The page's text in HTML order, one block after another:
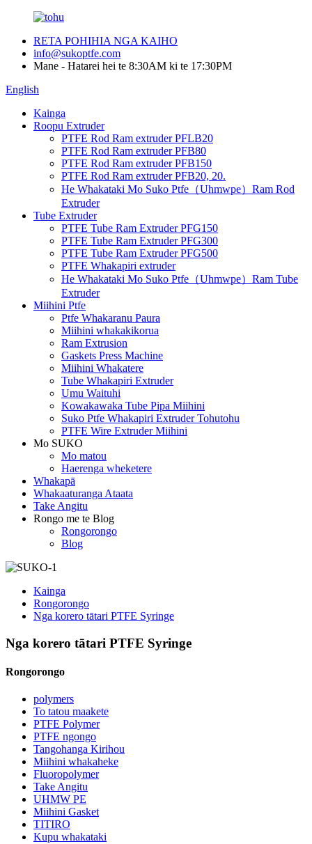
RETA POHIHIA NGA KAIHO
info@sukoptfe.com
Mane - Hatarei hei te 8:30AM ki te 17:30PM
English
Kainga
Roopu Extruder
PTFE Rod Ram extruder PFLB20
PTFE Rod Ram extruder PFB80
PTFE Rod Ram extruder PFB150
PTFE Rod Ram extruder PFB20, 20.
He Whakataki Mo Suko Ptfe（Uhmwpe）Ram Rod
Extruder
Tube Extruder
PTFE Tube Ram Extruder PFG150
PTFE Tube Ram Extruder PFG300
PTFE Tube Ram Extruder PFG500
PTFE Whakapiri extruder
He Whakataki Mo Suko Ptfe（Uhmwpe）Ram Tube
Extruder
Miihini Ptfe
Ptfe Whakaranu Paura
Miihini whakakikorua
Ram Extrusion
Gaskets Press Machine
Miihini Whakatere
Tube Whakapiri Extruder
Umu Waituhi
Kowakawaka Tube Pipa Miihini
Suko Ptfe Whakapiri Extruder Tohutohu
PTFE Wire Extruder Miihini
Mo SUKO
Mo matou
Haerenga wheketere
Whakapā
Whakaaturanga Ataata
Take Angitu
Rongo me te Blog
Rongorongo
Blog
Kainga
Rongorongo
Nga korero tātari PTFE Syringe
Nga korero tātari PTFE Syringe
Rongorongo
polymers
To tatou maakete
PTFE Polymer
PTFE ngongo
Tangohanga Kirihou
Miihini whakaheke
Fluoropolymer
Take Angitu
UHMW PE
Miihini Gasket
TITIRO
Kupu whakataki